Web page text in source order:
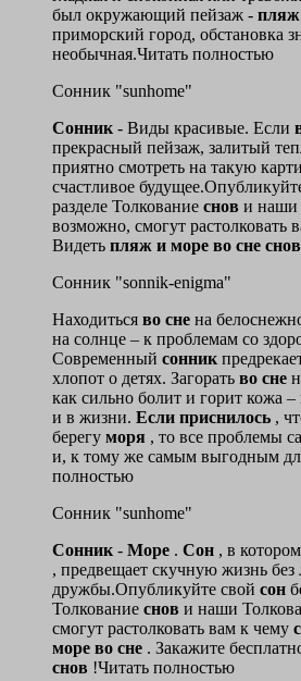
был окружающий пейзаж - пляж
приморский город, обстановка
необычная.Читать полностью
Сонник "sunhome"
Сонник - Виды красивые. Если
прекрасный пейзаж, залитый
приятно смотреть на такую
счастливое
разделе Толкование снов и наши
возможно, смогут растолковать
Видеть пляж и море во сне снов
Сонник "sonnik-enigma"
Находиться во сне на
на солнце – к проблемам со
Современный сонник
хлопот о детях. Загорать во сне
как сильно болит и горит кожа –
и в жизни. Если приснилось ,
берегу моря , то все проблемы
и, к тому же самым выгодным
полностью
Сонник "sunhome"
Сонник - Море . Сон , в
, предвещает скучную жизнь
дружбы.Опубликуйте свой сон
Толкование снов и наши
смогут растолковать вам к чему
море во сне . Закажите
снов !Читать полностью